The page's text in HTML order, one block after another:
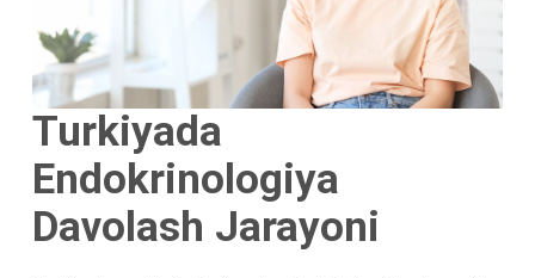
Turkiyada
Endokrinologiya
Davolash Jarayoni